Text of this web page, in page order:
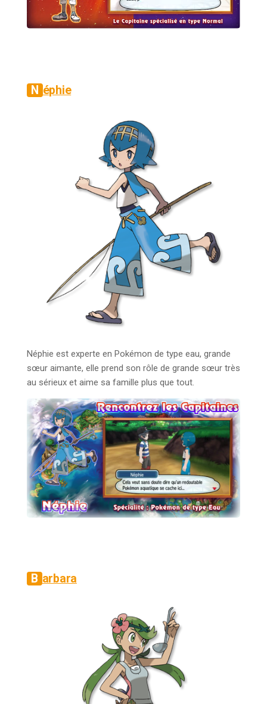
Néphie
Néphie est experte en Pokémon de type eau, grande
sœur aimante, elle prend son rôle de grande sœur très
au sérieux et aime sa famille plus que tout.
Barbara